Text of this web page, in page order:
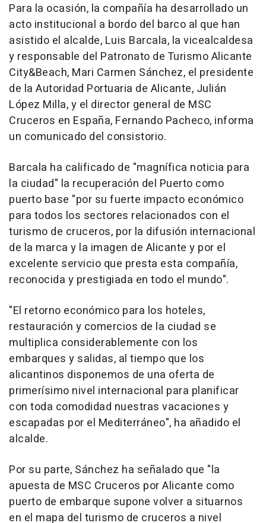
Para la ocasión, la compañía ha desarrollado un
acto institucional a bordo del barco al que han
asistido el alcalde, Luis Barcala, la vicealcaldesa
y responsable del Patronato de Turismo Alicante
City&Beach, Mari Carmen Sánchez, el presidente
de la Autoridad Portuaria de Alicante, Julián
López Milla, y el director general de MSC
Cruceros en España, Fernando Pacheco, informa
un comunicado del consistorio.
Barcala ha calificado de "magnífica noticia para
la ciudad" la recuperación del Puerto como
puerto base "por su fuerte impacto económico
para todos los sectores relacionados con el
turismo de cruceros, por la difusión internacional
de la marca y la imagen de Alicante y por el
excelente servicio que presta esta compañía,
reconocida y prestigiada en todo el mundo".
"El retorno económico para los hoteles,
restauración y comercios de la ciudad se
multiplica considerablemente con los
embarques y salidas, al tiempo que los
alicantinos disponemos de una oferta de
primerísimo nivel internacional para planificar
con toda comodidad nuestras vacaciones y
escapadas por el Mediterráneo", ha añadido el
alcalde.
Por su parte, Sánchez ha señalado que "la
apuesta de MSC Cruceros por Alicante como
puerto de embarque supone volver a situarnos
en el mapa del turismo de cruceros a nivel